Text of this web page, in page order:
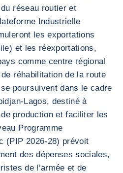
réseau routier et
Industrielle
les exportations
et les réexportations,
comme centre régional
réhabilitation de la route
poursuivent dans le cadre
Lagos, destiné à
production et faciliter les
Programme
(PIP 2026-28) prévoit
des dépenses sociales,
de l’armée et de